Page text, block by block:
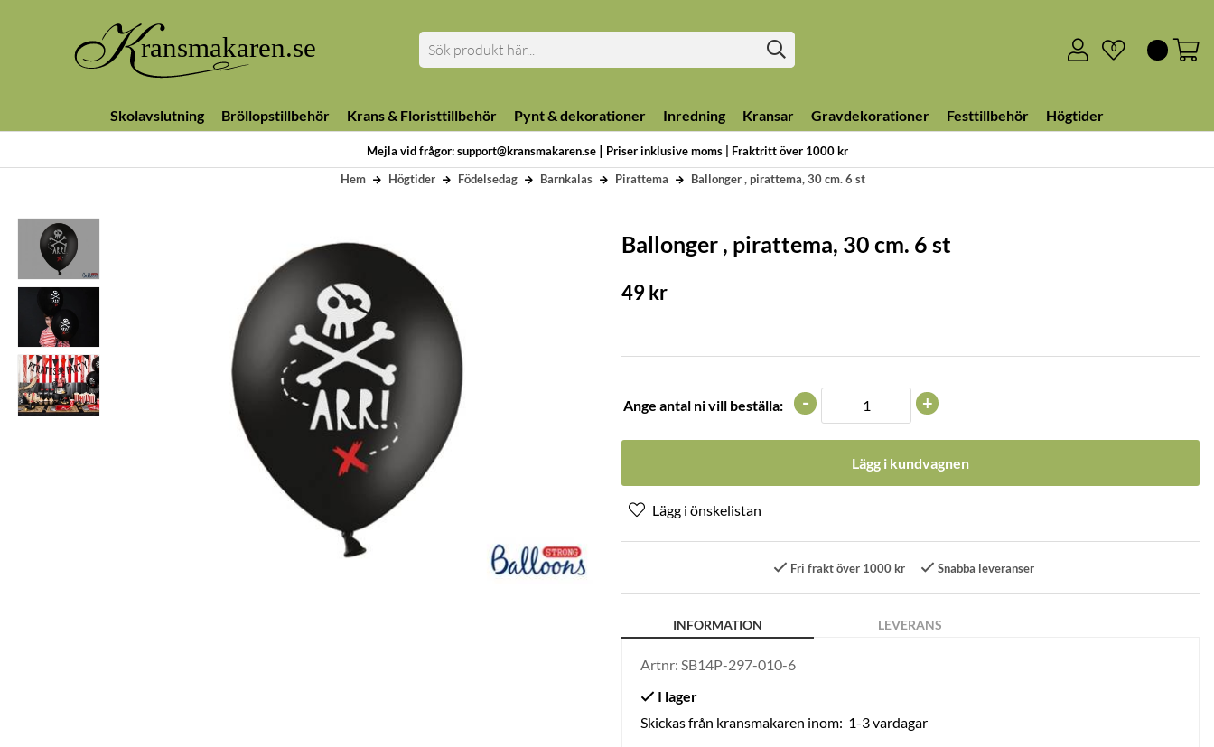
Mejla vid frågor: support@kransmakaren.se| Priser inklusive moms | Fraktritt över 1000 kr
0
Skolavslutning Bröllopstillbehör Krans & Floristtillbehör Pynt & dekorationer Inredning Kransar Gravdekorationer Festtillbehör Högtider
Hem Högtider Födelsedag Barnkalas Pirattema Ballonger , pirattema, 30 cm. 6 st
Ballonger , pirattema, 30 cm. 6 st
49kr
Ange antal ni vill beställa: +
-
Lägg i kundvagnen
Fri frakt över 1000 kr Snabba leveranser
INFORMATION LEVERANS
Artnr: SB14P-297-010-6
Skickas från kransmakaren inom: 1-3 vardagar